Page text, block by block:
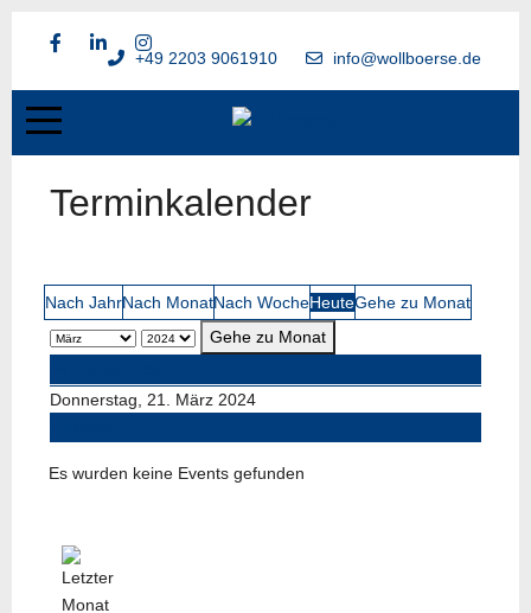
+49 2203 9061910 info@wollboerse.de
Terminkalender
Nach JahrNach MonatNach WocheHeuteGehe zu Monat
Gehe zu Monat
Donnerstag, 21. März 2024
Es wurden keine Events gefunden